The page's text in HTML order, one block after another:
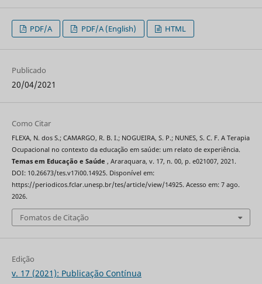
PDF/A PDF/A (English) HTML
Publicado
20/04/2021
Como Citar
FLEXA, N. dos S.; CAMARGO, R. B. I.; NOGUEIRA, S. P.; NUNES, S. C. F. A Terapia
Ocupacional no contexto da educação em saúde: um relato de experiência.
Temas em Educação e Saúde , Araraquara, v. 17, n. 00, p. e021007, 2021.
DOI: 10.26673/tes.v17i00.14925. Disponível em:
https://periodicos.fclar.unesp.br/tes/article/view/14925. Acesso em: 7 ago.
2026.
Fomatos de Citação
Edição
v. 17 (2021): Publicação Contínua